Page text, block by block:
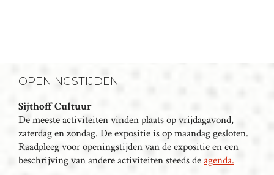
OPENINGSTIJDEN
Sijthoff Cultuur
De meeste activiteiten vinden plaats op vrijdagavond,
zaterdag en zondag. De expositie is op maandag gesloten.
Raadpleeg voor openingstijden van de expositie en een
beschrijving van andere activiteiten steeds deagenda.